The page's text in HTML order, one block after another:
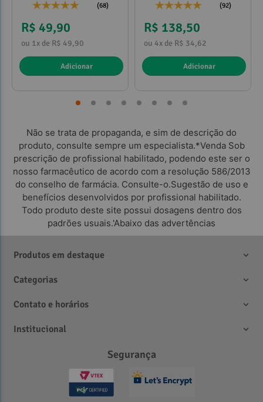
(68)
R$ 49,90
ou 1x de R$ 49,90
Adicionar
(92)
R$ 138,50
ou 4x de R$ 34,62
Adicionar
Não se trata de propaganda, e sim de descrição do
produto, consulte sempre um especialista.*Venda Sob
prescrição de profissional habilitado, podendo este ser o
nosso farmacêutico de acordo com a resolução 586/2013
do conselho de farmácia. Consulte-o.Sugestão de uso e
benefícios desenvolvidos por profissional habilitado.
Todo produto deste site possui dosagens dentro dos
padrões usuais.'Abaixo das advertências
Produtos em destaque
Categorias
Contato e horários
Institucional
Segurança